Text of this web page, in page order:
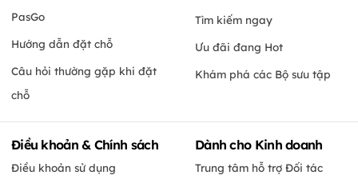
PasGo
Hướng dẫn đặt chỗ
Câu hỏi thường gặp khi đặt
chỗ
Tìm kiếm ngay
Ưu đãi đang Hot
Khám phá các Bộ sưu tập
Điều khoản & Chính sách
Điều khoản sử dụng
Dành cho Kinh doanh
Trung tâm hỗ trợ Đối tác